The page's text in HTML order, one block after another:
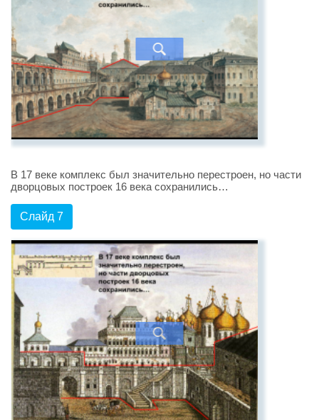
В 17 веке комплекс был значительно перестроен, но части
дворцовых построек 16 века сохранились…
Слайд 7